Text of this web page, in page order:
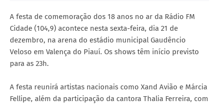
A festa de comemoração dos 18 anos no ar da Rádio FM
Cidade (104,9) acontece nesta sexta-feira, dia 21 de
dezembro, na arena do estádio municipal Gaudêncio
Veloso em Valença do Piauí. Os shows têm início previsto
para as 23h.
A festa reunirá artistas nacionais como Xand Avião e Márcia
Fellipe, além da participação da cantora Thalia Ferreira, com